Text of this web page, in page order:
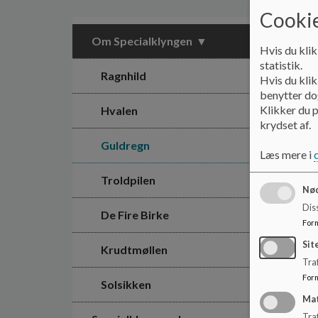
Om Specialklyngen
Ragnhild
Hvalen
Guldregn
Troldpilen
De Fire Birke
Krudtmøllen
Solsikken
Hvis du
statistik.
Hvis du
benytter
Klikker du
krydset af.
Læs mere i